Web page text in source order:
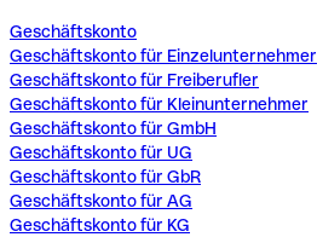
Geschäftskonto
Geschäftskonto für Einzelunternehmer
Geschäftskonto für Freiberufler
Geschäftskonto für Kleinunternehmer
Geschäftskonto für GmbH
Geschäftskonto für UG
Geschäftskonto für GbR
Geschäftskonto für AG
Geschäftskonto für KG